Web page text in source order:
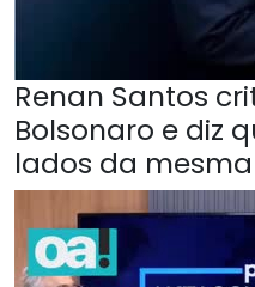
Renan Santos
Bolsonaro e diz
lados da